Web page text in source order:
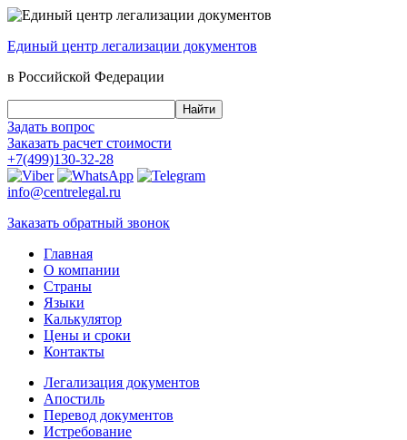
Единый центр легализации документов
в Российской Федерации
Задать вопрос
Заказать расчет стоимости
+7(499)130-32-28
info@centrelegal.ru
Заказать обратный звонок
Главная
О компании
Страны
Языки
Калькулятор
Цены и сроки
Контакты
Легализация документов
Апостиль
Перевод документов
Истребование